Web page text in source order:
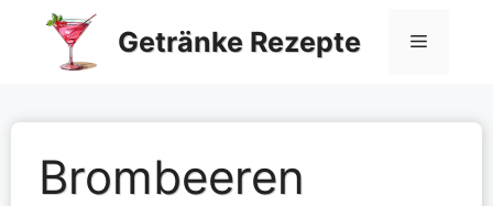
springen
Getränke Rezepte Menü
Brombeeren